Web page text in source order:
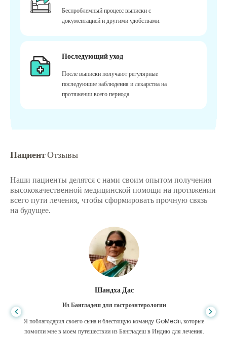
Беспроблемный процесс выписки с
документацией и другими удобствами.
Последующий уход
После выписки получают регулярные
последующие наблюдения и лекарства на
протяжении всего периода
ПациентОтзывы
Наши пациенты делятся с нами своим опытом получения
высококачественной медицинской помощи на протяжении
всего пути лечения, чтобы сформировать прочную связь
на будущее.
Шандха Дас
Из Бангладеш для гастроэнтерологии
Я поблагодарил своего сына и блестящую команду GoMedii, которые
помогли мне в моем путешествии из Бангладеш в Индию для лечения.